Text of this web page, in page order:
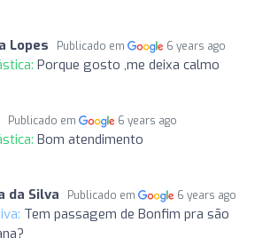
Lopes Publicado em 6 years ago
Porque gosto ,me deixa calmo
Publicado em 6 years ago
Bom atendimento
da Silva Publicado em 6 years ago
Tem passagem de Bonfim pra são